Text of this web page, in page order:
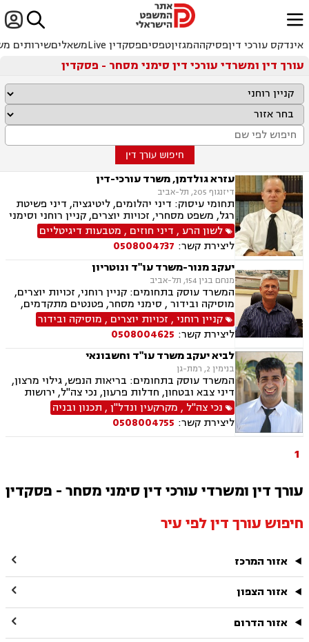

ﱐ
אינדקס עורכי דיןפסיקההמגזיןטפסיםפסקדין Live משאליםשירותים
עורך דין ומשרדי עורכי דין סימני מסחר - פסקדין
חיפוש עורך דין
עזרא גולדמן, משרד עורכי-דין
דיזנגוף 205, תל-אביב
תחומי עיסוק: דיני יהלומים, ליטיגציה, דיני פשיטת
רגל, משפט מסחרי, זכויות יוצרים, קניין רוחני וסימני
מסחר, לשון הרע, דיני משפחה, הסכמי ממון, הסכמי
גירושין, ייצוג בבית הדין הרבני ובבתי המשפט
למשפחה, צוואות, ירושות ועיזבונות, רשלנות
רפואית ,משא ומתן מול רשויות המס "גילוי מרצון"-
עבור יהלומנים, מטבעות דיגיטליים
לשון הרע , דיני חוזים , מטבעות דיגיטליים
ליצירת קשר: 0508004737
יעקב מנור-משרד עו"ד ונוטריון
מנחם בגין 154, תל-אביב
המשרד עוסק בתחומים: קניין רוחני, זכויות יוצרים,
מוסיקה ובידור , סימני מסחר, פטנטים מתקדמים,
ירושות וצוואות, דיני מקרקעין, עסקאות מכר דירה,
רשות מקרקעי ישראל, נדל"ן, דיני חוזים, הסכמי
ממון, אפוטרופסות, לשון הרע, נוטריון
קניין רוחני, זכויות יוצרים , מוסיקה ובידור
ליצירת קשר: 0508004625
לביא יעקב משרד עו"ד וחשבונאי
בנימין 2, רמת-גן
המשרד עוסק בתחומים: בריאות הנפש, גילוי מרצון,
דיני צבא ובטחון, חדלות פרעון, נכי צה"ל, ירושות
וצוואות, רשויות מקומיות, לשון הרע, משרד הביטחון,
דיני עבודה, דיני ביטוח מיסים, דיני חוזים, חוקתי
ומנהלי, דיני מקרקעין, עסקאות מכר דירה
נכי צה"ל , מקרקעין ונדל"ן, תכנון ובניה
ליצירת קשר: 0508004755
1
עורך דין ומשרדי עורכי דין סימני מסחר - פסקדין
חיפוש עורך דין לפי עיר
אזור המרכז 
אזור הצפון 
אזור הדרום 